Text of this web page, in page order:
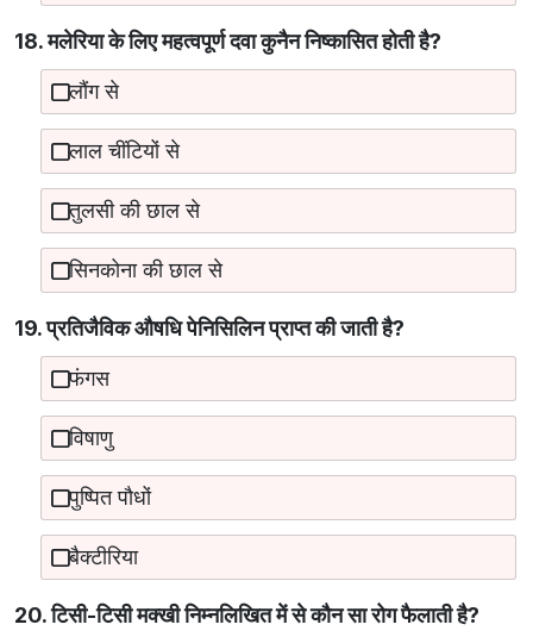
18. मलेरिया के लिए महत्वपूर्ण दवा कुनैन निष्कासित होती है?
लौंग से
लाल चींटियों से
तुलसी की छाल से
सिनकोना की छाल से
19. प्रतिजैविक औषधि पेनिसिलिन प्राप्त की जाती है?
फंगस
विषाणु
पुष्पित पौधों
बैक्टीरिया
20. टिसी-टिसी मक्खी निम्नलिखित में से कौन सा रोग फैलाती है?